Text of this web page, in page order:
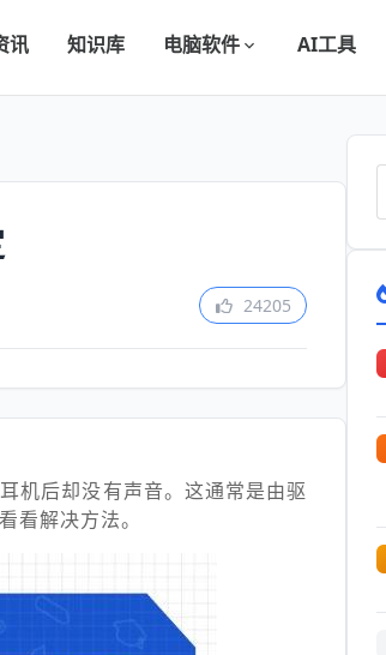
讯 知识库 电脑软件 AI工具
24205
机后却没有声音。这通常是由驱
看解决方法。